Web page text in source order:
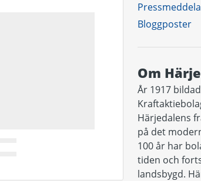
Bloggposter
Om
År 1917
Härjedalens
på det
100 år har
tiden och
landsbygd.